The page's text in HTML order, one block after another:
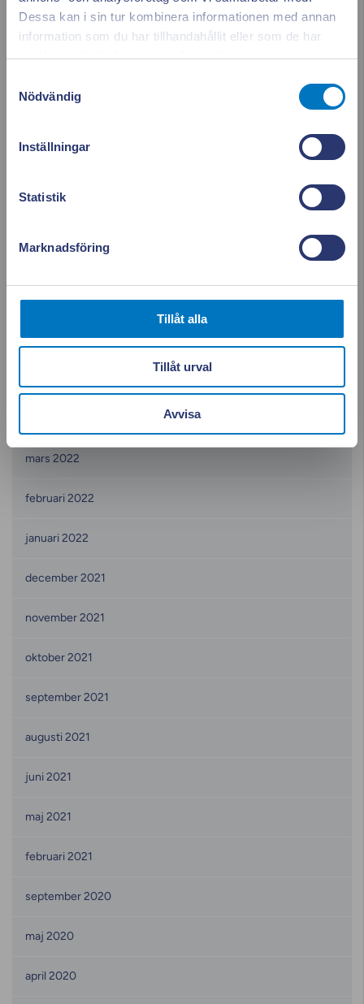
Dessa kan i sin tur kombinera informationen med annan
information som du har tillhandahållit eller som de har
samlat in när du har använt deras tjänster.
Nödvändig
Inställningar
Statistik
Marknadsföring
Tillåt alla
Tillåt urval
Avvisa
april 2023
mars 2023
februari 2023
januari 2023
september 2022
augusti 2022
mars 2022
februari 2022
januari 2022
december 2021
november 2021
oktober 2021
september 2021
augusti 2021
juni 2021
maj 2021
februari 2021
september 2020
maj 2020
april 2020
Stäng
Appen ger dig
full koll på elen
Se vad som drar el i realtid. Använd elen smartare och
sänk dina kostnader.
Läs mer & ladda ner appen!